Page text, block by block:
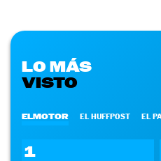
LO MÁS
VISTO
ELMOTOR EL HUFFPOST EL
1